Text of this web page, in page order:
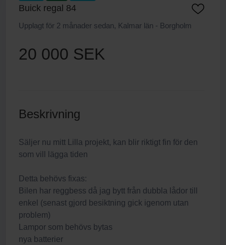
Buick regal 84
Upplagt för 2 månader sedan, Kalmar län - Borgholm
20 000 SEK
Beskrivning
Säljer nu mitt Lilla projekt, kan blir riktigt fin för den
som vill lägga tiden
Detta behövs fixas:
Bilen har reggbess då jag bytt från dubbla lådor till
enkel (senast gjord besiktning gick igenom utan
problem)
Lampor som behövs bytas
nya batterier